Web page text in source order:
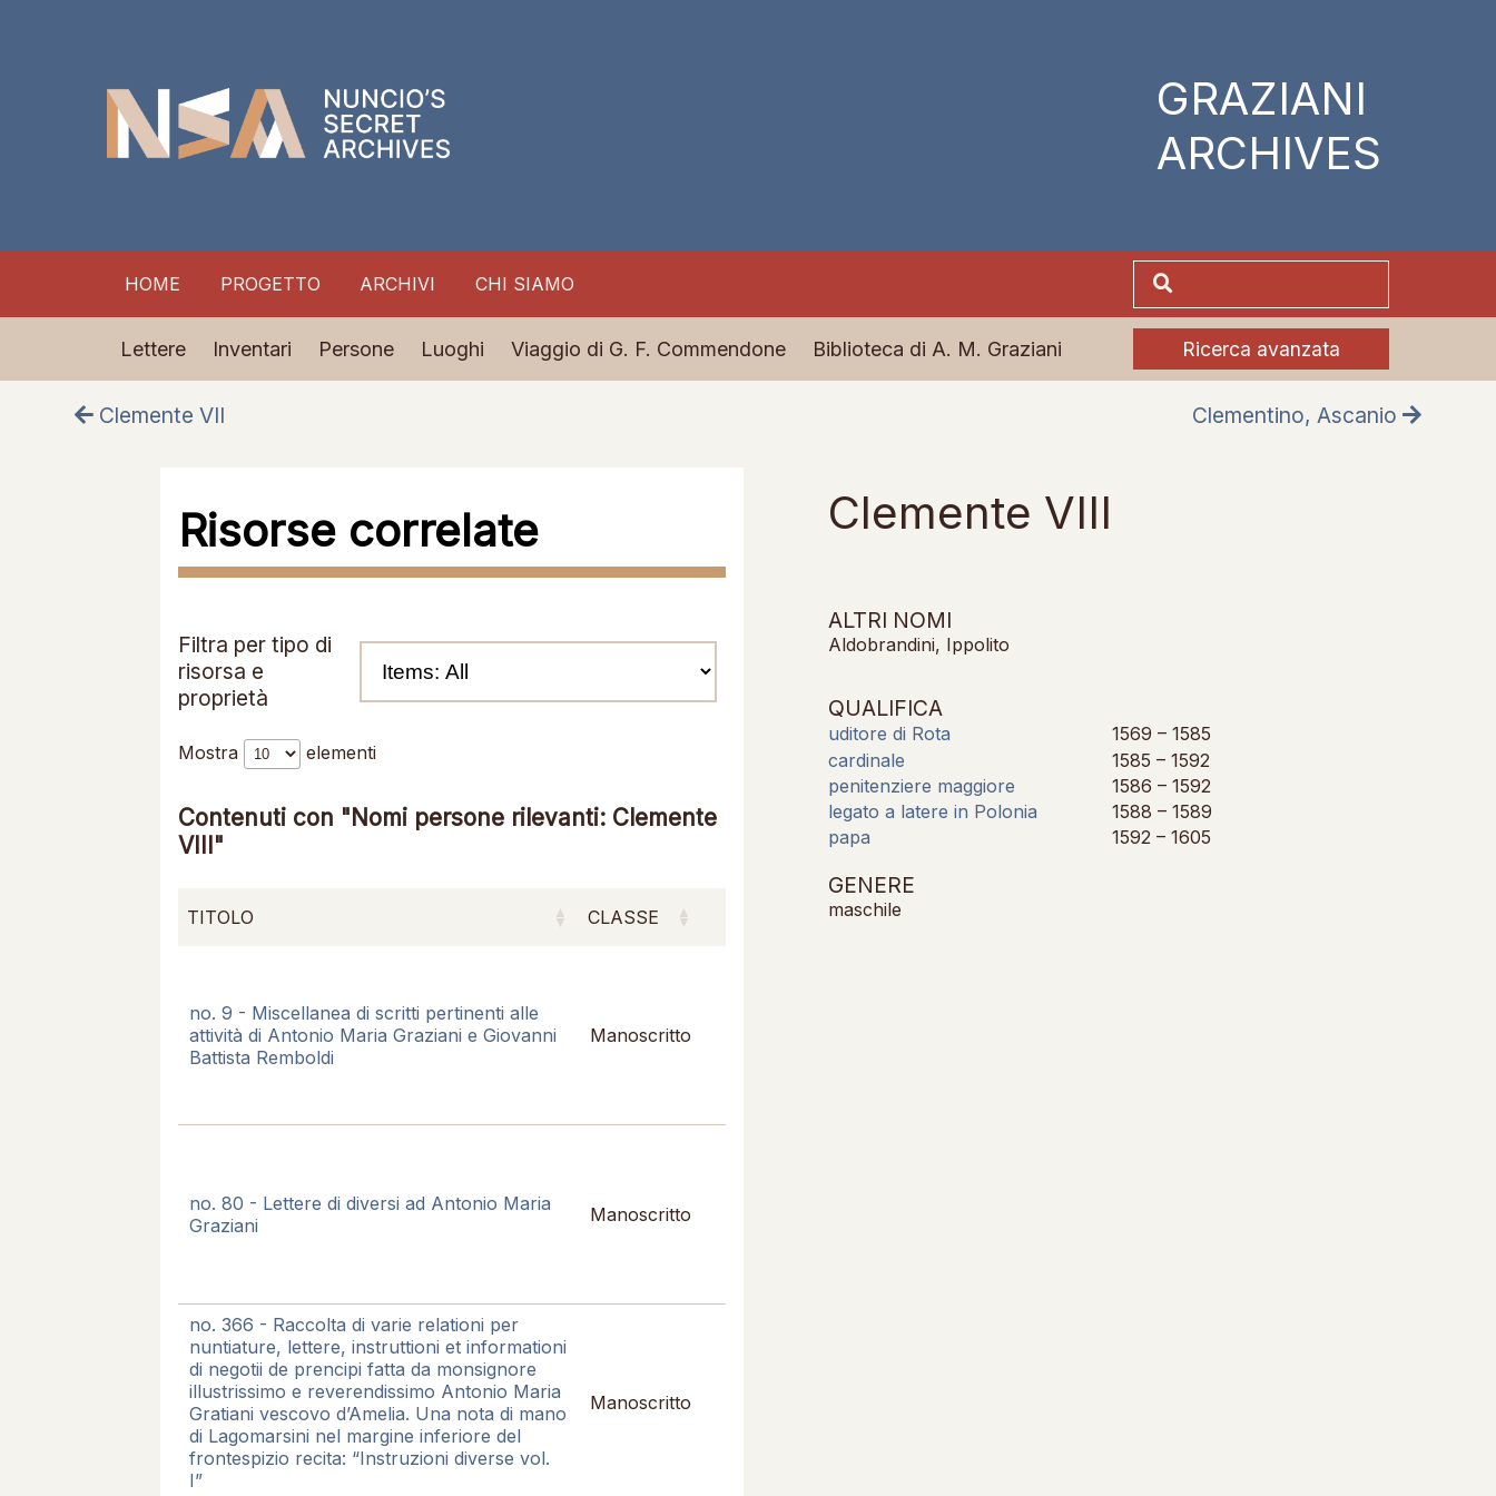
GRAZIANI
ARCHIVES
HOME PROGETTO ARCHIVI CHI SIAMO
Lettere Inventari Persone Luoghi Viaggio di G. F. Commendone Biblioteca di A. M. Graziani Ricerca avanzata
Clemente VII Clementino, Ascanio
Risorse correlate
Filtra per tipo di
risorsa e
proprietà
Mostra elementi
Contenuti con "Nomi persone rilevanti: Clemente
VIII"
TITOLO CLASSE
no. 9 - Miscellanea di scritti pertinenti alle
attività di Antonio Maria Graziani e Giovanni
Battista Remboldi
Manoscritto
no. 80 - Lettere di diversi ad Antonio Maria
Graziani
Manoscritto
no. 366 - Raccolta di varie relationi per
nuntiature, lettere, instruttioni et informationi
di negotii de prencipi fatta da monsignore
illustrissimo e reverendissimo Antonio Maria
Gratiani vescovo d’Amelia. Una nota di mano
di Lagomarsini nel margine inferiore del
frontespizio recita: “Instruzioni diverse vol.
I”
Manoscritto
Clemente VIII
ALTRI NOMI
Aldobrandini, Ippolito
QUALIFICA
uditore di Rota
1569 – 1585
cardinale
1585 – 1592
penitenziere maggiore
1586 – 1592
legato a latere in Polonia
1588 – 1589
papa
1592 – 1605
GENERE
maschile